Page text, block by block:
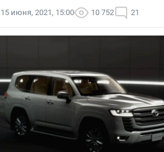
15 июня, 2021, 15:00 10 752 21